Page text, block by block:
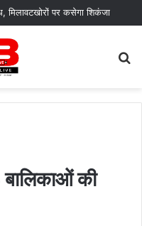
नगर आयुक्त के निर्देशों पर नगर निगम द्वारा सचिवालय परिसर में सब्जी पौधों का वितरण, “स्वच्छ दून–हरित दून” का दिया संदेश
की